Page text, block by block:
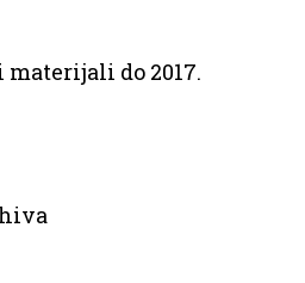
materijali do 2017.